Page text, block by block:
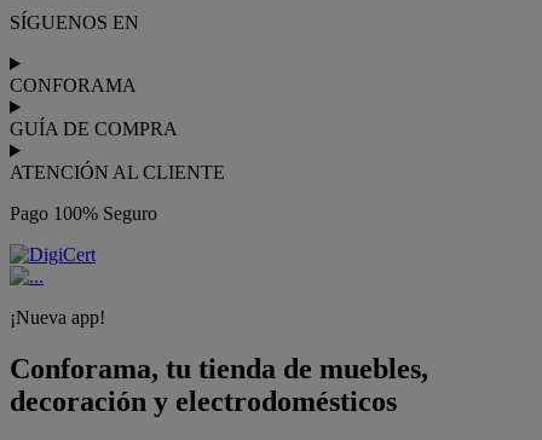
SÍGUENOS EN
CONFORAMA
GUÍA DE COMPRA
ATENCIÓN AL CLIENTE
Pago 100% Seguro
¡Nueva app!
Conforama, tu tienda de muebles,
decoración y electrodomésticos